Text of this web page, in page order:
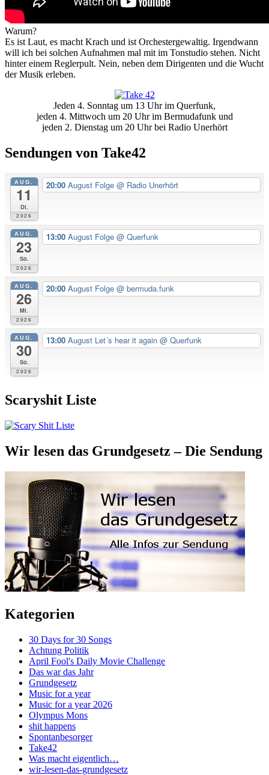
Warum?
Es ist Laut, es macht Krach und ist Orchestergewaltig. Irgendwann
will ich bei solchen Aufnahmen mal mit im Tonstudio stehen. Nicht
hinter einem Reglerpult. Nein, neben dem Dirigenten und die Wucht
der Musik erleben.
SeitenleisteJeden 4. Sonntag um 13 Uhr im Querfunk,
jeden 4. Mittwoch um 20 Uhr im Bermudafunk und
jeden 2. Dienstag um 20 Uhr bei Radio Unerhört
Sendungen von Take42
AUG.
11
Di.
2026
20:00 August Folge @ Radio Unerhört
AUG.
23
So.
2026
13:00 August Folge @ Querfunk
AUG.
26
Mi.
2026
20:00 August Folge @ bermuda.funk
AUG.
30
So.
2026
13:00 August Let´s hear it again @ Querfunk
Scaryshit Liste
Wir lesen das Grundgesetz – Die Sendung
Kategorien
30 Days for 30 Songs
Achtung Politik
April Fool's Daily Movie Challenge
Das war das Jahr
Grundgesetz
Music for a year
Music for a year 2026
Olympus Mons
shit happens
Spontanbesorger
Take42
Was macht eigentlich…
wir-lesen-das-grundgesetz